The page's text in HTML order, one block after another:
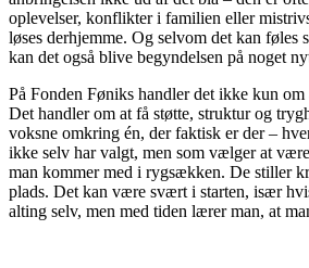
oplevelser, konflikter i familien eller
løses derhjemme. Og selvom det kan føles
kan det også blive begyndelsen på noget
På Fonden Føniks handler det ikke kun om
Det handler om at få støtte, struktur og
voksne omkring én, der faktisk er der –
ikke selv har valgt, men som vælger at
man kommer med i rygsækken. De stiller
plads. Det kan være svært i starten, især
alting selv, men med tiden lærer man, at